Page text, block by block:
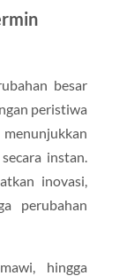
besar
peristiwa
instan.
inovasi,
perubahan
hingga